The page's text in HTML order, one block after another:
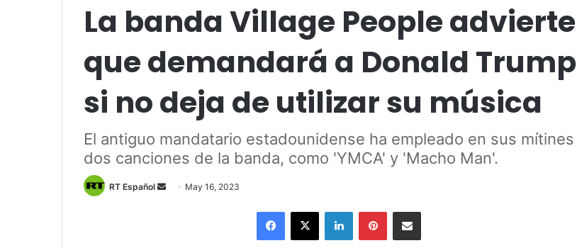
La banda Village People advierte
que demandará a Donald Trump
si no deja de utilizar su música
El antiguo mandatario estadounidense ha empleado en sus mítines
dos canciones de la banda, como 'YMCA' y 'Macho Man'.
RT Español
Send May 16, 2023
Facebook
X LinkedInPinterestShare via Email